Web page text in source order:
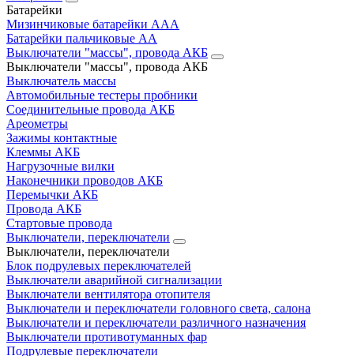
Батарейки
Мизинчиковые батарейки AAA
Батарейки пальчиковые АА
Выключатели "массы", провода АКБ
Выключатели "массы", провода АКБ
Выключатель массы
Автомобильные тестеры пробники
Соединительные провода АКБ
Ареометры
Зажимы контактные
Клеммы АКБ
Нагрузочные вилки
Наконечники проводов АКБ
Перемычки АКБ
Провода АКБ
Стартовые провода
Выключатели, переключатели
Выключатели, переключатели
Блок подрулевых переключателей
Выключатели аварийной сигнализации
Выключатели вентилятора отопителя
Выключатели и переключатели головного света, салона
Выключатели и переключатели различного назначения
Выключатели противотуманных фар
Подрулевые переключатели